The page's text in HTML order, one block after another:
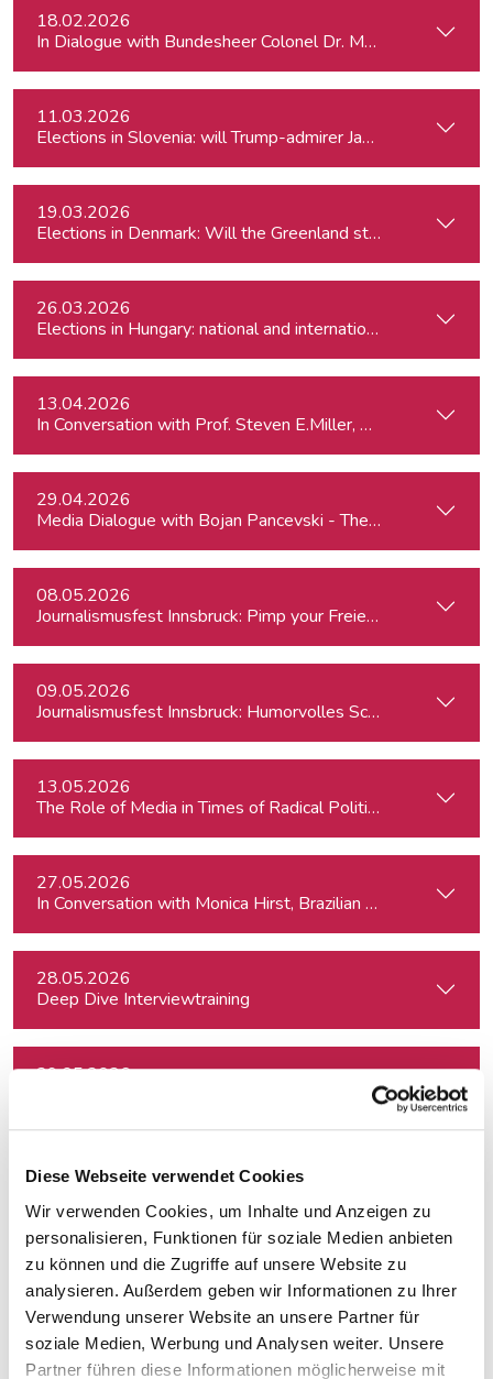
Diese Webseite verwendet Cookies
Wir verwenden Cookies, um Inhalte und Anzeigen zu
personalisieren, Funktionen für soziale Medien anbieten
zu können und die Zugriffe auf unsere Website zu
analysieren. Außerdem geben wir Informationen zu Ihrer
Verwendung unserer Website an unsere Partner für
soziale Medien, Werbung und Analysen weiter. Unsere
Partner führen diese Informationen möglicherweise mit
18.02.2026
In Dialogue with Bundesheer Colonel Dr. Markus Reisner
11.03.2026
Elections in Slovenia: will Trump-admirer Janez Janša
19.03.2026
Elections in Denmark: Will the Greenland standoff help
26.03.2026
Elections in Hungary: national and international impact of
13.04.2026
In Conversation with Prof. Steven E.Miller, Director of the
29.04.2026
Media Dialogue with Bojan Pancevski - The Wall Street
08.05.2026
Journalismusfest Innsbruck: Pimp your Freiendasein
09.05.2026
Journalismusfest Innsbruck: Humorvolles Schreiben
13.05.2026
The Role of Media in Times of Radical Political Change:
27.05.2026
In Conversation with Monica Hirst, Brazilian security
28.05.2026
Deep Dive Interviewtraining
29.05.2026
Berichten über die Klimakrise - Werkzeuge für
01.06.2026
29.06.2026
Auftritt vor der Kamera – souverän und authentisch
29.06.2026